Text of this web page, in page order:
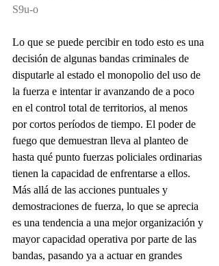
S9u-o
Lo que se puede percibir en todo esto es una
decisión de algunas bandas criminales de
disputarle al estado el monopolio del uso de
la fuerza e intentar ir avanzando de a poco
en el control total de territorios, al menos
por cortos períodos de tiempo. El poder de
fuego que demuestran lleva al planteo de
hasta qué punto fuerzas policiales ordinarias
tienen la capacidad de enfrentarse a ellos.
Más allá de las acciones puntuales y
demostraciones de fuerza, lo que se aprecia
es una tendencia a una mejor organización y
mayor capacidad operativa por parte de las
bandas, pasando ya a actuar en grandes